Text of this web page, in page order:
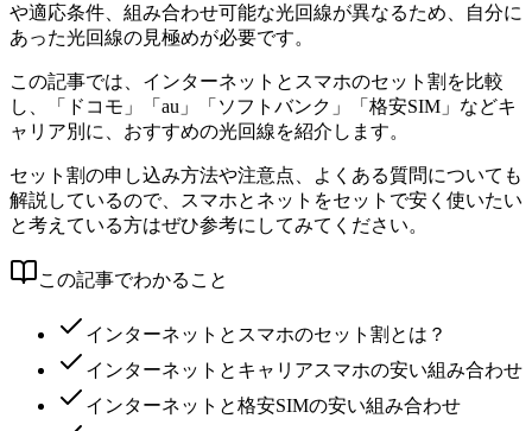
や適応条件、組み合わせ可能な光回線が異なるため、自分に
あった光回線の見極めが必要です。
この記事では、インターネットとスマホのセット割を比較
し、「ドコモ」「au」「ソフトバンク」「格安SIM」などキ
ャリア別に、おすすめの光回線を紹介します。
セット割の申し込み方法や注意点、よくある質問についても
解説しているので、スマホとネットをセットで安く使いたい
と考えている方はぜひ参考にしてみてください。
この記事でわかること
インターネットとスマホのセット割とは？
インターネットとキャリアスマホの安い組み合わせ
インターネットと格安SIMの安い組み合わせ